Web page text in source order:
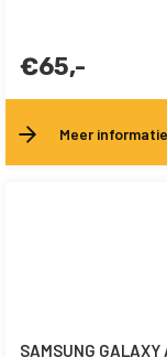
€65,-
Meer informatie
SAMSUNG